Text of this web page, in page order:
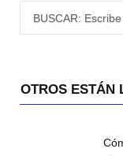
OTROS ESTÁN